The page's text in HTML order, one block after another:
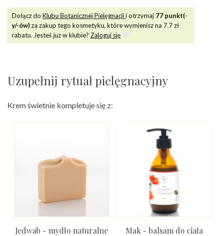
Dołącz do Klubu Botanicznej Pielęgnacjii otrzymaj 77 punkt(-
y/-ów)za zakup tego kosmetyku, które wymienisz na 7.7zł
rabatu. Jesteś juz w klubie? Zaloguj się
Uzupełnij rytuał pielęgnacyjny
Krem świetnie kompletuje się z:
Jedwab - mydło naturalne Mak - balsam do ciała